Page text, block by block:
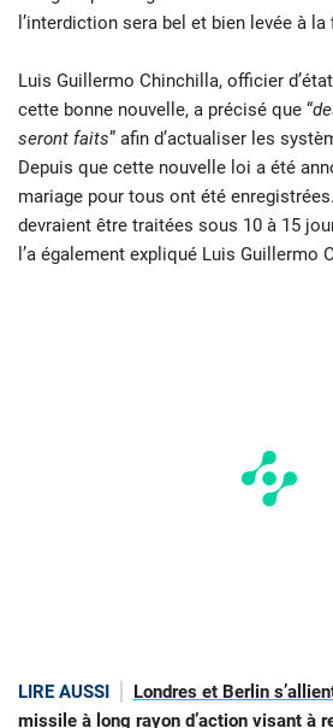
l’interdiction sera bel et bien levée à
Luis Guillermo Chinchilla, officier
cette bonne nouvelle, a précisé que “
seront faits” afin d’actualiser les
Depuis que cette nouvelle loi a été
mariage pour tous ont été
devraient être traitées sous 10 à 15
l’a également expliqué Luis Guillermo
LIRE AUSSI
Londres et Berlin
missile à long rayon d’action visant à